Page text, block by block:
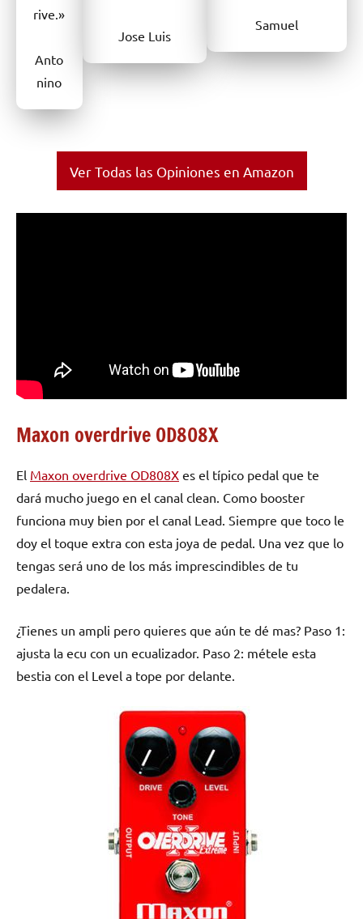
rive.»
Anto
nino
Jose Luis
Samuel
Ver Todas las Opiniones en Amazon
Maxon overdrive OD808X
El Maxon overdrive OD808X es el típico pedal que te
dará mucho juego en el canal clean. Como booster
funciona muy bien por el canal Lead. Siempre que toco le
doy el toque extra con esta joya de pedal. Una vez que lo
tengas será uno de los más imprescindibles de tu
pedalera.
¿Tienes un ampli pero quieres que aún te dé mas? Paso 1:
ajusta la ecu con un ecualizador. Paso 2: métele esta
bestia con el Level a tope por delante.